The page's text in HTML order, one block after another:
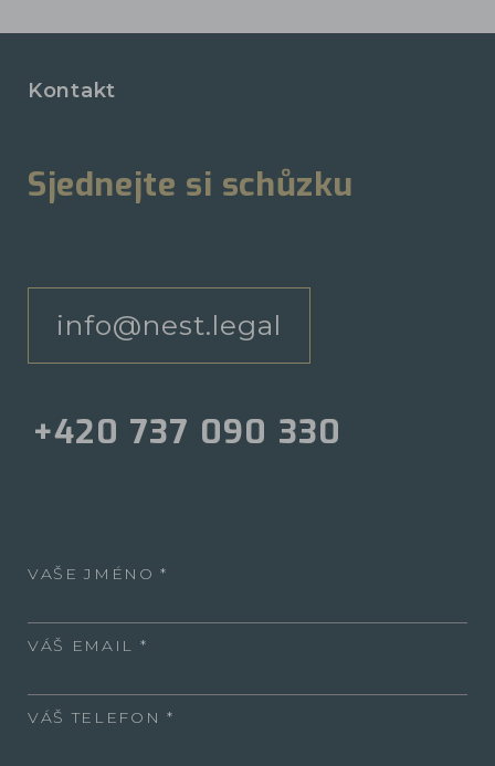
Kontakt
Sjednejte si schůzku
info@nest.legal
+420 737 090 330
VAŠE JMÉNO
VÁŠ EMAIL
VÁŠ TELEFON